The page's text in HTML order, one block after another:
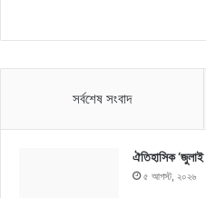
সর্বশেষ সংবাদ
ঐতিহাসিক
৫ আগস্ট, ২০২৬